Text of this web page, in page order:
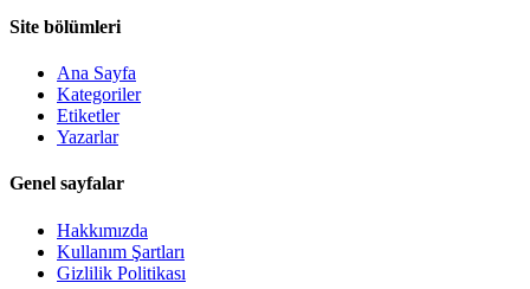
Site bölümleri
Ana Sayfa
Kategoriler
Etiketler
Yazarlar
Genel sayfalar
Hakkımızda
Kullanım Şartları
Gizlilik Politikası